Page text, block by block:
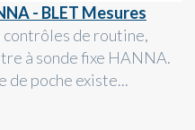
- BLET Mesures
contrôles de routine,
à sonde fixe HANNA.
de poche existe...